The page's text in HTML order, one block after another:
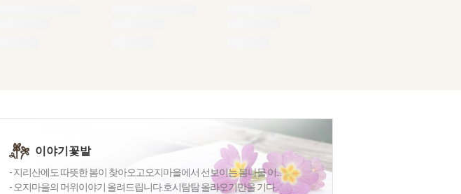
이야기꽃밭
- 지리산에도 따뜻한 봄이 찾아오고오지마을에서 선보이는 봄나물 이...
- 오지마을의 머위이야기 올려드립니다.호시탐탐 올라오기만을 기다...